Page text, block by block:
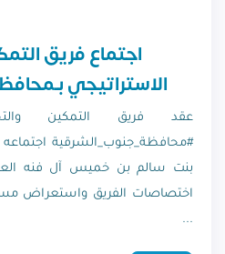
اجتماع فريق
الاستراتيجي
عقد فريق التمكين
#محافظة_جنوب_الشرقية اجتماعه
بنت سالم بن خميس آل فنه
اختصاصات الفريق واستعراض
...